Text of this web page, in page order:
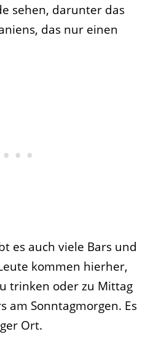
sehen, darunter das
das nur einen
es auch viele Bars und
kommen hierher,
trinken oder zu Mittag
am Sonntagmorgen. Es
Ort.